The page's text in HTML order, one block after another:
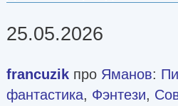
25.05.2026
francuzik про Яманов:
фантастика, Фэнтези,